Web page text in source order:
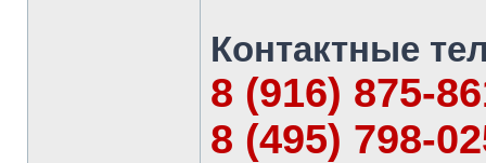
Контактные
8 (916) 875-
8 (495) 798-